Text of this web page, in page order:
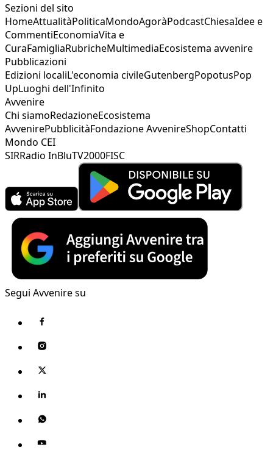
Sezioni del sito
HomeAttualitàPoliticaMondoAgoràPodcastChiesaIdee e
CommentiEconomiaVita e
CuraFamigliaRubricheMultimediaEcosistema avvenire
Pubblicazioni
Edizioni localiL'economia civileGutenbergPopotusPop
UpLuoghi dell'Infinito
Avvenire
Chi siamoRedazioneEcosistema
AvvenirePubblicitàFondazione AvvenireShopContatti
Mondo CEI
SIRRadio InBluTV2000FISC
Segui Avvenire su